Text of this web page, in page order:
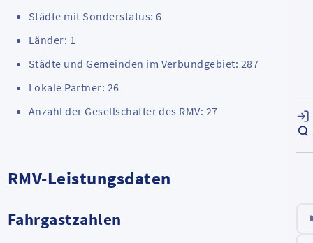
Städte mit Sonderstatus: 6
Länder: 1
Städte und Gemeinden im Verbundgebiet: 287
Lokale Partner: 26
Anzahl der Gesellschafter des RMV: 27
RMV-Leistungsdaten
Fahrgastzahlen